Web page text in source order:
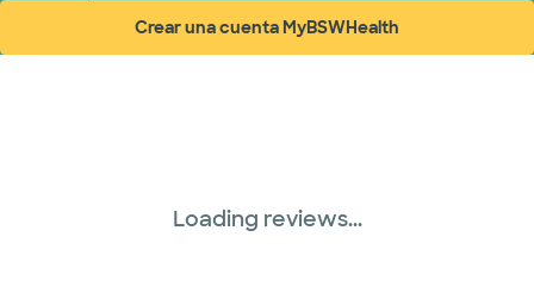
Crear una cuenta MyBSWHealth
(abre en ventana nueva)
Loading reviews...